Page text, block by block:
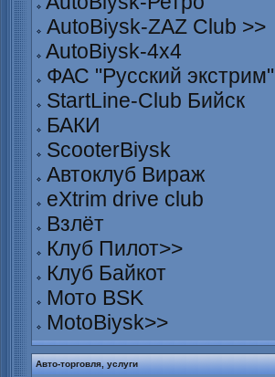
AutoBiysk-ZAZ Club >>
AutoBiysk-4x4
ФАС "Русский экстрим"
StartLine-Club Бийск
БАКИ
ScooterBiysk
Автоклуб Вираж
eXtrim drive club
Взлёт
Клуб Пилот>>
Клуб Байкот
Мото BSK
MotoBiysk>>
Авто-торговля, услуги